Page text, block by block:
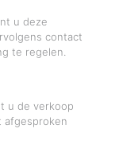
u deze
contact
te regelen.
u de verkoop
afgesproken